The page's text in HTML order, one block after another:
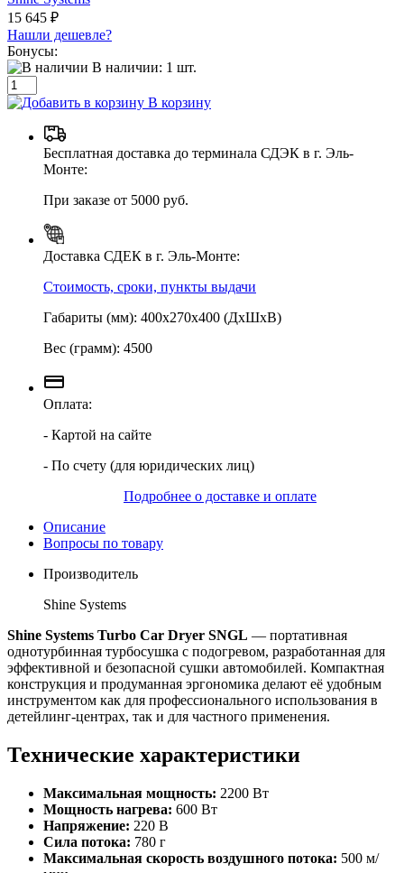
15 645 ₽
Нашли дешевле?
Бонусы:
В наличии: 1 шт.
В корзину
Бесплатная доставка до терминала СДЭК в г. Эль-
Монте:
При заказе от 5000 руб.
Доставка СДЕК в г. Эль-Монте:
Стоимость, сроки, пункты выдачи
Габариты (мм): 400х270х400 (ДхШхВ)
Вес (грамм): 4500
Оплата:
- Картой на сайте
- По счету (для юридических лиц)
Подробнее о доставке и оплате
Описание
Вопросы по товару
Производитель
Shine Systems
Shine Systems Turbo Car Dryer SNGL — портативная
однотурбинная турбосушка с подогревом, разработанная для
эффективной и безопасной сушки автомобилей. Компактная
конструкция и продуманная эргономика делают её удобным
инструментом как для профессионального использования в
детейлинг-центрах, так и для частного применения.
Технические характеристики
Максимальная мощность: 2200 Вт
Мощность нагрева: 600 Вт
Напряжение: 220 В
Сила потока: 780 г
Максимальная скорость воздушного потока: 500 м/